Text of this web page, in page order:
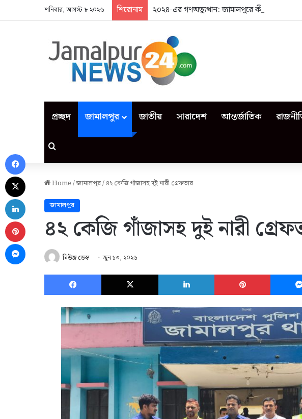
শনিবার, আগস্ট ৮ ২০২৬ শিরোনাম ২০২৪-এর গণঅভ্যুত্থান: জামালপুরে কী কী ঘটেছিল?
প্রচ্ছদ জামালপুর জাতীয় সারাদেশ আন্তর্জাতিক
Search for
Home/জামালপুর/৪২ কেজি গাঁজাসহ দুই নারী গ্রেফতার
জামালপুর
৪২ কেজি গাঁজাসহ দুই নারী
নিউজ ডেস্ক জুন ১৩, ২০২৬
Facebook X LinkedIn Pinterest
Facebook
LinkedIn
Pinterest